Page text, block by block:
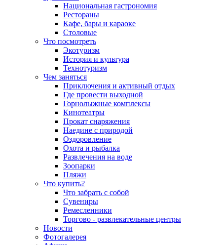
Национальная гастрономия
Рестораны
Кафе, бары и караоке
Столовые
Что посмотреть
Экотуризм
История и культура
Технотуризм
Чем заняться
Приключения и активный отдых
Где провести выходной
Горнолыжные комплексы
Кинотеатры
Прокат снаряжения
Наедине с природой
Оздоровление
Охота и рыбалка
Развлечения на воде
Зоопарки
Пляжи
Что купить?
Что забрать с собой
Сувениры
Ремесленники
Торгово - развлекательные центры
Новости
Фотогалерея